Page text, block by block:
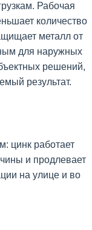
Рабочая
количество
металл от
для наружных
решений,
результат.
цинк работает
и продлевает
на улице и во